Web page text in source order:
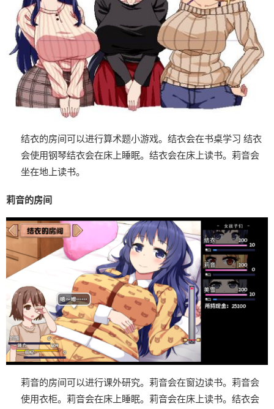
结衣的房间可以进行算术题小游戏。 结衣会在书桌学习 结衣
会使用钢琴结衣会在床上睡眠。 结衣会在床上读书。 莉音会
坐在地上读书。
莉音的房间
莉音的房间可以进行课外研究。 莉音会在窗边读书。 莉音会
使用衣柜。 莉音会在床上睡眠。 莉音会在床上读书。 结衣会